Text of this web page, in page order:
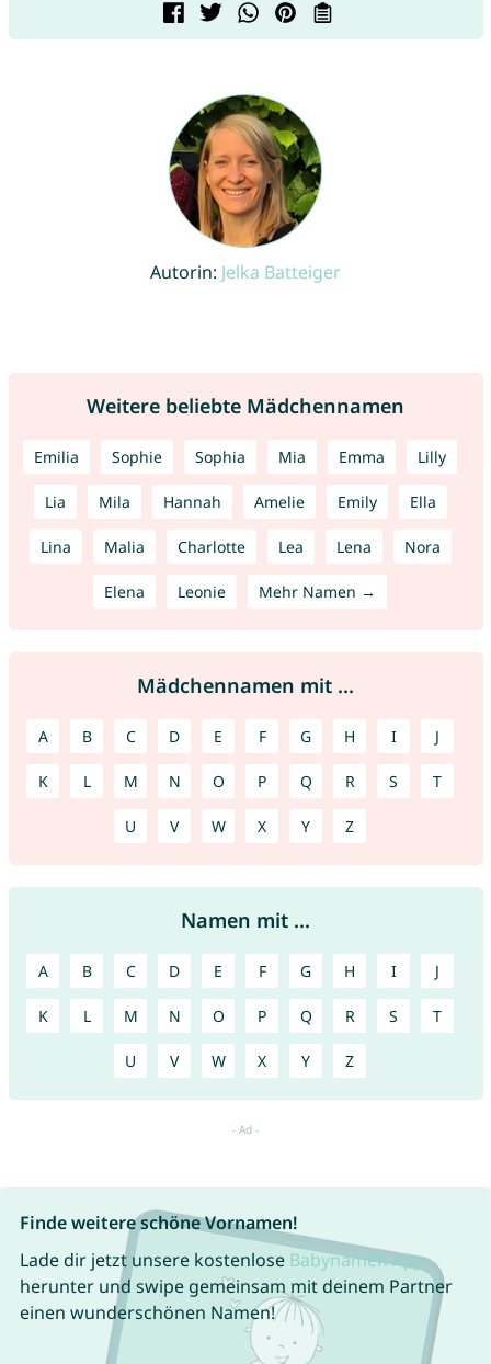
Autorin: Jelka Batteiger
Weitere beliebte Mädchennamen
Emilia Sophie Sophia Mia Emma Lilly
Lia Mila Hannah Amelie Emily Ella
Lina Malia Charlotte Lea Lena Nora
Elena Leonie Mehr Namen →
Mädchennamen mit ...
A B C D E F G H I J
K L M N O P Q R S T
U V W X Y Z
Namen mit ...
A B C D E F G H I J
K L M N O P Q R S T
U V W X Y Z
Finde weitere schöne Vornamen!
Lade dir jetzt unsere kostenlose Babynamen App
herunter und swipe gemeinsam mit deinem Partner
einen wunderschönen Namen!